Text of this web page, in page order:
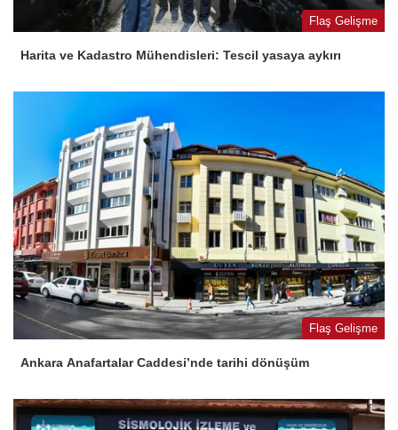
Flaş Gelişme
Harita ve Kadastro Mühendisleri: Tescil yasaya aykırı
Flaş Gelişme
Ankara Anafartalar Caddesi’nde tarihi dönüşüm